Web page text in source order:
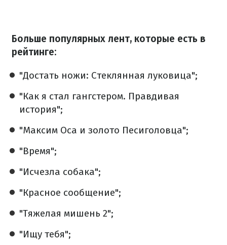
Больше популярных лент, которые есть в
рейтинге:
"Достать ножи: Стеклянная луковица";
"Как я стал гангстером. Правдивая
история";
"Максим Оса и золото Песиголовца";
"Время";
"Исчезла собака";
"Красное сообщение";
"Тяжелая мишень 2";
"Ищу тебя";